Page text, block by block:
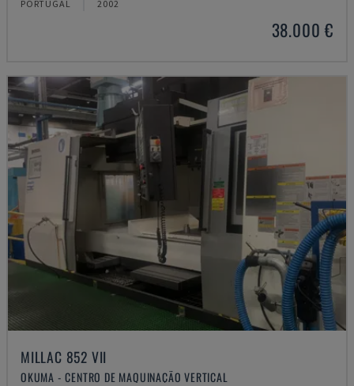
PORTUGAL 2002
38.000 €
MILLAC 852 VII
OKUMA - CENTRO DE MAQUINAÇÃO VERTICAL